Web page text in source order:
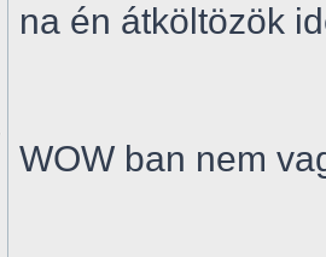
na én átköltözök
WOW ban nem